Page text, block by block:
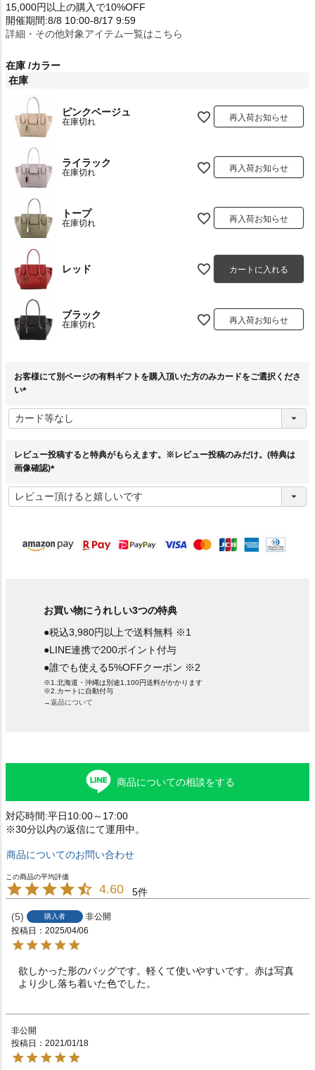
15,000円以上の購入で10%OFF
開催期間:8/8 10:00-8/17 9:59
詳細・その他対象アイテム一覧はこちら
在庫 カラー
在庫
ピンクベージュ
在庫切れ 再入荷お知らせ
ライラック
在庫切れ 再入荷お知らせ
トープ
在庫切れ 再入荷お知らせ
レッド カートに入れる
ブラック
在庫切れ 再入荷お知らせ
お客様にて別ページの有料ギフトを購入頂いた方のみカードをご選択くださ
い
必
須
レビュー投稿すると特典がもらえます。※レビュー投稿のみだけ。(特典は
画像確認)
必
須
お買い物にうれしい3つの特典
●税込3,980円以上で送料無料 ※1
●LINE連携で200ポイント付与
●誰でも使える5%OFFクーポン ※2
※1.北海道・沖縄は別途1,100円送料がかかります
※2.カートに自動付与
→返品について
商品についての相談をする
対応時間:平日10:00～17:00
※30分以内の返信にて運用中。
商品についてのお問い合わせ
4.60 5
5 購入者
非公開
投稿日
2025/04/06
欲しかった形のバッグです。軽くて使いやすいです。赤は写真
より少し落ち着いた色でした。
非公開
投稿日
2021/01/18